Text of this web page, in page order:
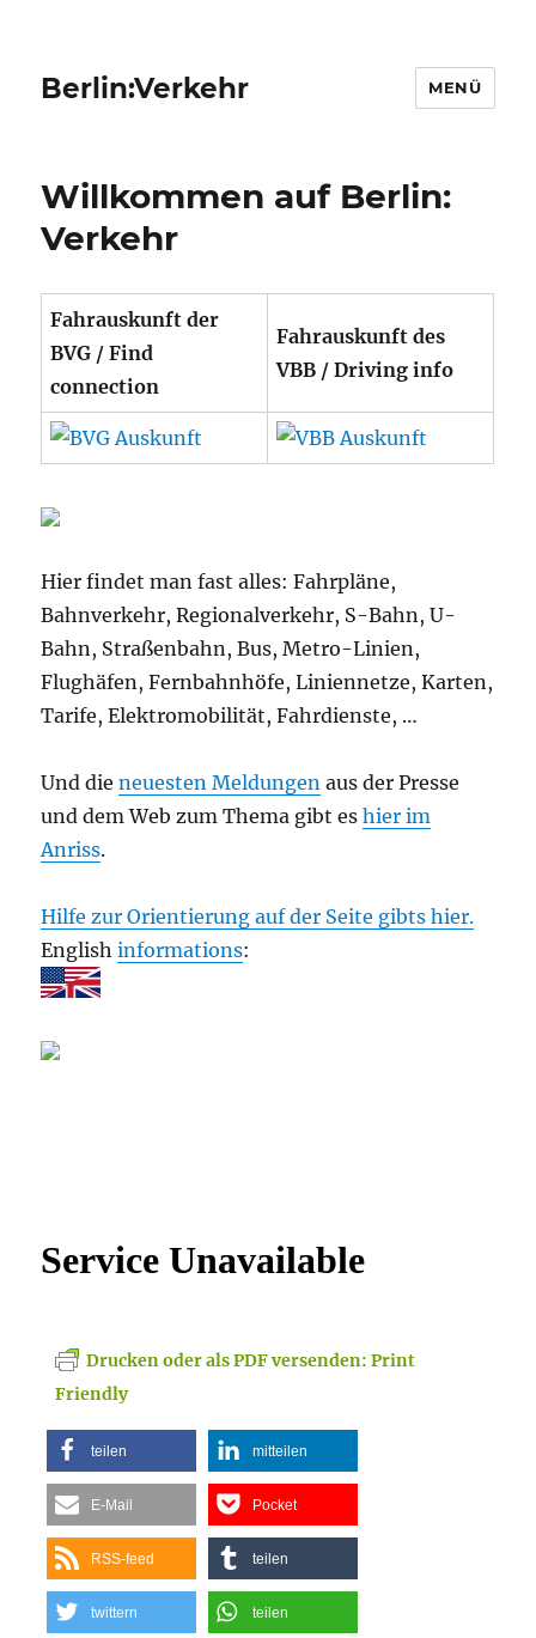
Berlin:Verkehr MENÜ
Willkommen auf Berlin:
Verkehr
Fahrauskunft der
BVG / Find
connection
Fahrauskunft des
VBB / Driving info
Hier findet man fast alles: Fahrpläne,
Bahnverkehr, Regionalverkehr, S-Bahn, U-
Bahn, Straßenbahn, Bus, Metro-Linien,
Flughäfen, Fernbahnhöfe, Liniennetze, Karten,
Tarife, Elektromobilität, Fahrdienste, …
Und dieneuesten Meldungen aus der Presse
und dem Web zum Thema gibt eshier im
Anriss.
Hilfe zur Orientierung auf der Seite gibts hier.
Englishinformations:
Drucken oder als PDF versenden: Print
Friendly
teilen mitteilen
E-Mail Pocket
RSS-feed teilen
twittern teilen